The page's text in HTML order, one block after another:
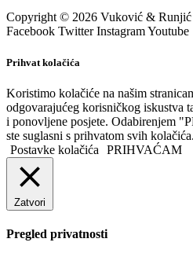
Copyright © 2026 Vuković & Runjić
Facebook Twitter InstagramYoutube
Prihvat kolačića
Koristimo kolačiće na našim
odgovarajućeg korisničkog iskustva
i ponovljene posjete. Odabirenjem
ste suglasni s prihvatom svih kolačića.
Postavke kolačića
PRIHVAĆAM
Zatvori
Pregled privatnosti